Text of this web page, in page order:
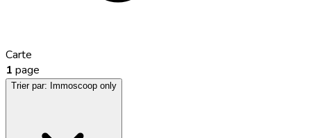
Carte
1 page
Trier par: Immoscoop only